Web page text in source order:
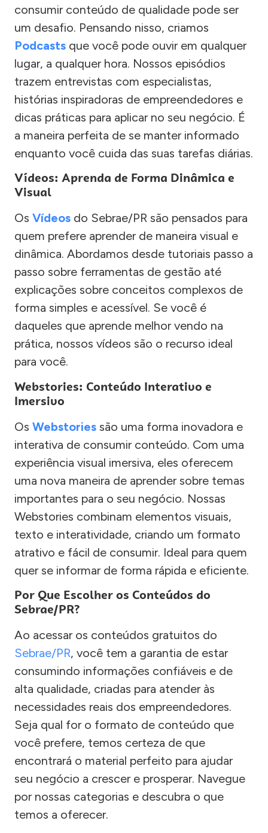
consumir conteúdo de qualidade pode ser
um desafio. Pensando nisso, criamos
Podcasts que você pode ouvir em qualquer
lugar, a qualquer hora. Nossos episódios
trazem entrevistas com especialistas,
histórias inspiradoras de empreendedores e
dicas práticas para aplicar no seu negócio. É
a maneira perfeita de se manter informado
enquanto você cuida das suas tarefas diárias.
Vídeos: Aprenda de Forma Dinâmica e
Visual
Os Vídeos do Sebrae/PR são pensados para
quem prefere aprender de maneira visual e
dinâmica. Abordamos desde tutoriais passo a
passo sobre ferramentas de gestão até
explicações sobre conceitos complexos de
forma simples e acessível. Se você é
daqueles que aprende melhor vendo na
prática, nossos vídeos são o recurso ideal
para você.
Webstories: Conteúdo Interativo e
Imersivo
Os Webstories são uma forma inovadora e
interativa de consumir conteúdo. Com uma
experiência visual imersiva, eles oferecem
uma nova maneira de aprender sobre temas
importantes para o seu negócio. Nossas
Webstories combinam elementos visuais,
texto e interatividade, criando um formato
atrativo e fácil de consumir. Ideal para quem
quer se informar de forma rápida e eficiente.
Por Que Escolher os Conteúdos do
Sebrae/PR?
Ao acessar os conteúdos gratuitos do
Sebrae/PR, você tem a garantia de estar
consumindo informações confiáveis e de
alta qualidade, criadas para atender às
necessidades reais dos empreendedores.
Seja qual for o formato de conteúdo que
você prefere, temos certeza de que
encontrará o material perfeito para ajudar
seu negócio a crescer e prosperar. Navegue
por nossas categorias e descubra o que
temos a oferecer.